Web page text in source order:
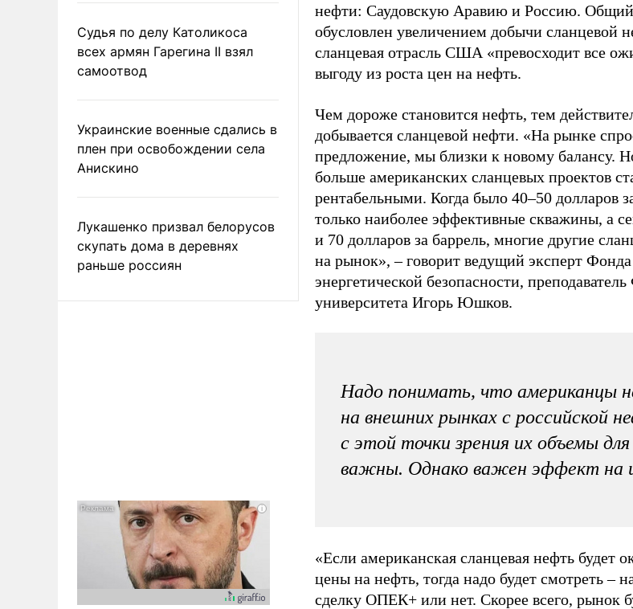
Судья по делу Католикоса
всех армян Гарегина II взял
самоотвод
Украинские военные сдались в
плен при освобождении села
Анискино
Лукашенко призвал белорусов
скупать дома в деревнях
раньше россиян
нефти: Саудовскую Аравию и Россию. Общий
обусловлен увеличением добычи сланцевой
сланцевая отрасль США «превосходит все
выгоду из роста цен на нефть.
Чем дороже становится нефть, тем
добывается сланцевой нефти. «На рынке
предложение, мы близки к новому балансу.
больше американских сланцевых проектов
рентабельными. Когда было 40–50 долларов
только наиболее эффективные скважины, а
и 70 долларов за баррель, многие другие
на рынок», – говорит ведущий эксперт
энергетической безопасности,
университета Игорь Юшков.
Надо понимать, что американцы
на внешних рынках с российской
с этой точки зрения их объемы
важны. Однако важен эффект на
«Если американская сланцевая нефть будет
цены на нефть, тогда надо будет смотреть –
сделку ОПЕК+ или нет. Скорее всего, рынок